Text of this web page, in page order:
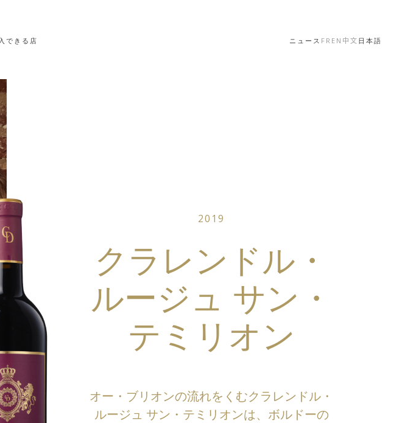
できる店 ニュース FR EN 中文 日本語
2019
クラレンドル・
ルージュ サン・
テミリオン
オー・ブリオンの流れをくむクラレンドル・
ルージュ サン・テミリオンは、ボルドーの